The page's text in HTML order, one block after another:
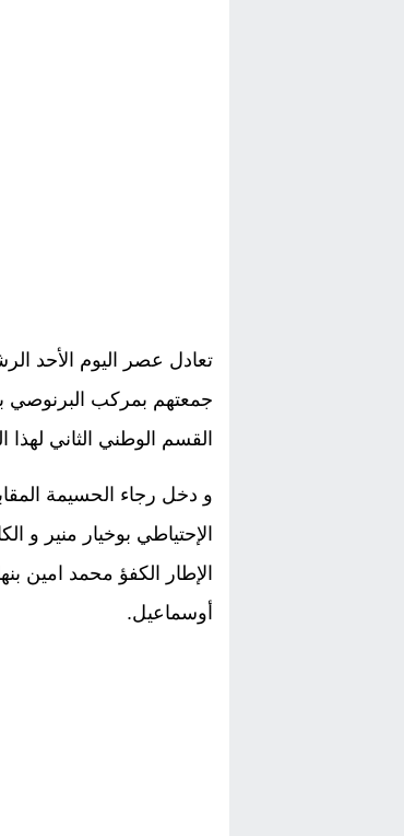
تعادل عصر اليوم الأحد
جمعتهم بمركب البرنوصي
القسم الوطني الثاني
و دخل رجاء الحسيمة
الإحتياطي بوخيار منير و
الإطار الكفؤ محمد امين
أوسماعيل.